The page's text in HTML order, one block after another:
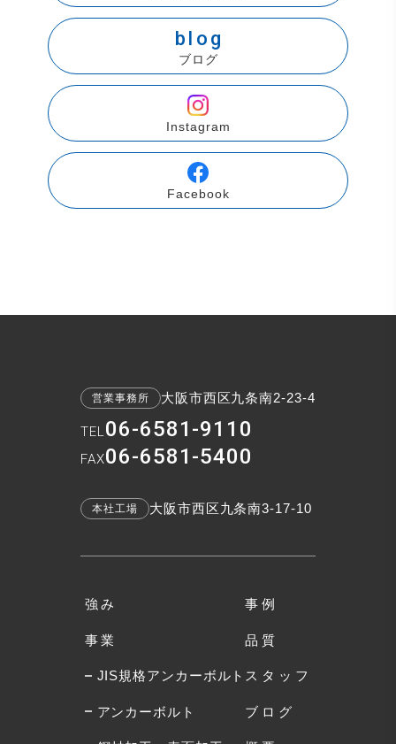
blog
ブログ
Instagram
Facebook
営業事務所 大阪市西区九条南2-23-4
TEL06-6581-9110
FAX06-6581-5400
本社工場 大阪市西区九条南3-17-10
強み
事業
JIS規格アンカーボルト
アンカーボルト
事例
品質
スタッフ
ブログ